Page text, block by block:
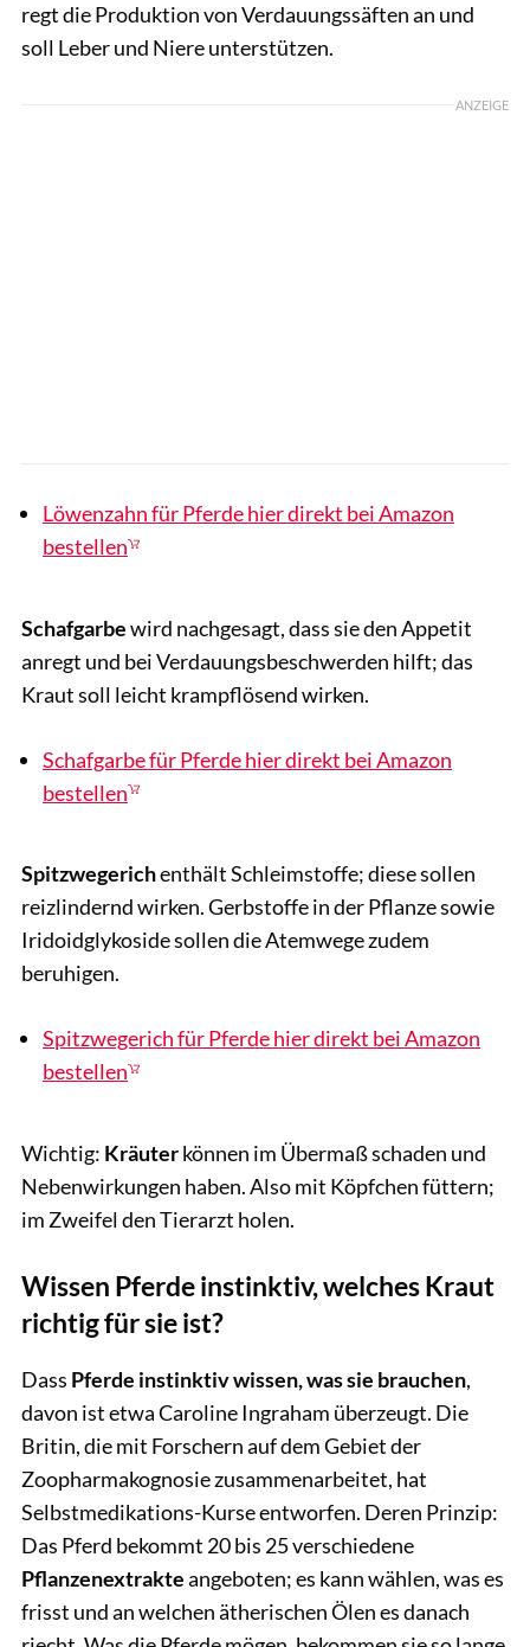
regt die Produktion von Verdauungssäften an und
soll Leber und Niere unterstützen.
ANZEIGE
Löwenzahn für Pferde hier direkt bei Amazon
bestellen
Schafgarbewird nachgesagt, dass sie den Appetit
anregt und bei Verdauungsbeschwerden hilft; das
Kraut soll leicht krampflösend wirken.
Schafgarbe für Pferde hier direkt bei Amazon
bestellen
Spitzwegerichenthält Schleimstoffe; diese sollen
reizlindernd wirken. Gerbstoffe in der Pflanze sowie
Iridoidglykoside sollen die Atemwege zudem
beruhigen.
Spitzwegerich für Pferde hier direkt bei Amazon
bestellen
Wichtig: Kräuterkönnen im Übermaß schaden und
Nebenwirkungen haben. Also mit Köpfchen füttern;
im Zweifel den Tierarzt holen.
Wissen Pferde instinktiv, welches Kraut
richtig für sie ist?
Dass Pferde instinktiv wissen, was sie brauchen,
davon ist etwa Caroline Ingraham überzeugt. Die
Britin, die mit Forschern auf dem Gebiet der
Zoopharmakognosie zusammenarbeitet, hat
Selbstmedikations-Kurse entworfen. Deren Prinzip:
Das Pferd bekommt 20 bis 25 verschiedene
Pflanzenextrakteangeboten; es kann wählen, was es
frisst und an welchen ätherischen Ölen es danach